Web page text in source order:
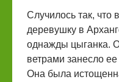
Случилось так,
деревушку в
однажды цыганка.
ветрами занесло
Она была